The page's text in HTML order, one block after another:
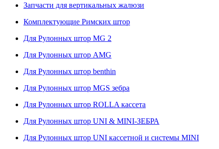
Запчасти для вертикальных жалюзи
Комплектующие Римских штор
Для Рулонных штор MG 2
Для Рулонных штор AMG
Для Рулонных штор benthin
Для Рулонных штор MGS зебра
Для Рулонных штор ROLLA кассета
Для Рулонных штор UNI & MINI-ЗЕБРА
Для Рулонных штор UNI кассетной и системы MINI